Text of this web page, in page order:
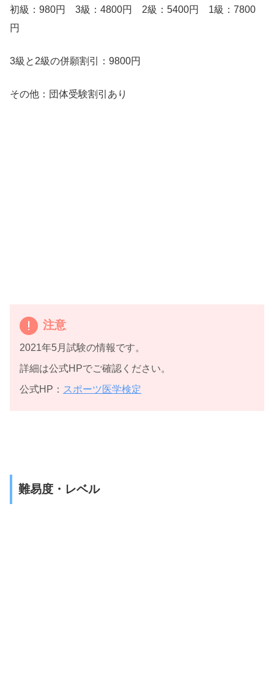
初級：980円 3級：4800円 2級：5400円 1級：7800
円
3級と2級の併願割引：9800円
その他：団体受験割引あり
注意
2021年5月試験の情報です。
詳細は公式HPでご確認ください。
公式HP： スポーツ医学検定
難易度・レベル